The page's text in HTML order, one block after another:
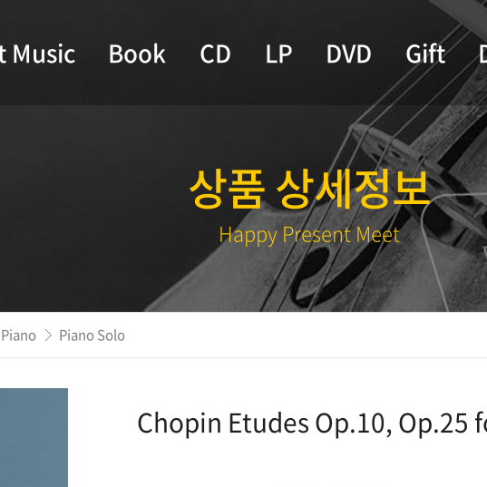
Music Book CD LP DVD Gift
상품 상세정보
Happy Present Meet
Piano Piano Solo
Chopin Etudes Op.10, Op.25